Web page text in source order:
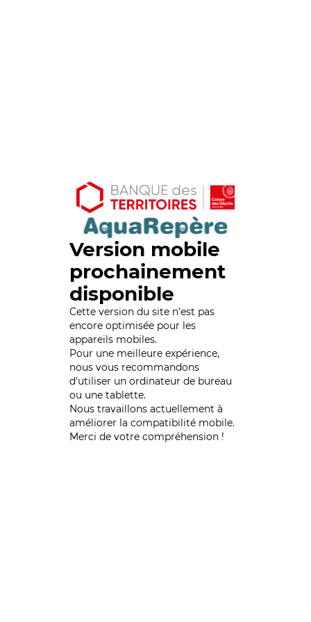
Version mobile
prochainement
disponible
Cette version du site n’est pas
encore optimisée pour les
appareils mobiles.
Pour une meilleure expérience,
nous vous recommandons
d'utiliser un ordinateur de bureau
ou une tablette.
Nous travaillons actuellement à
améliorer la compatibilité mobile.
Merci de votre compréhension !